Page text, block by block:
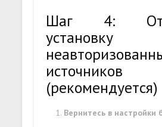
Шаг 4:
источников
(рекомендуется)
Вернитесь в настройки